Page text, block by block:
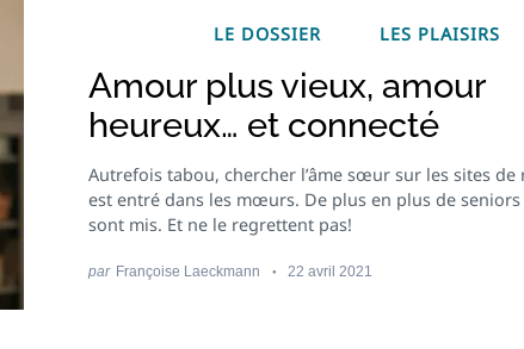
LE DOSSIER LES PLAISIRS
Amour plus vieux, amour
heureux… et connecté
Autrefois tabou, chercher l’âme sœur sur les sites de
est entré dans les mœurs. De plus en plus de seniors
sont mis. Et ne le regrettent pas!
par Françoise Laeckmann 22 avril 2021